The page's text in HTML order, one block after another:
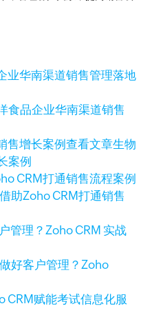
食品企业华南渠道销售
查看文章生物
案例
助Zoho CRM打通销售
好客户管理？Zoho